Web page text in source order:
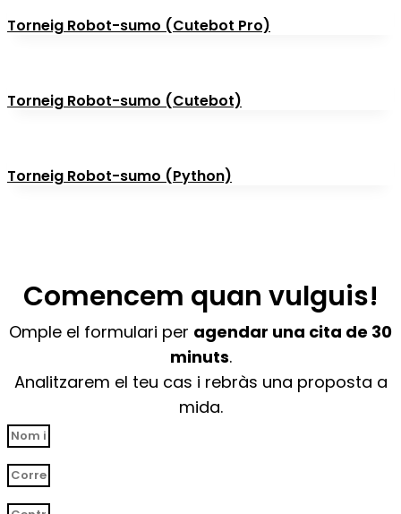
Torneig Robot-sumo (Cutebot Pro)
Torneig Robot-sumo (Cutebot)
Torneig Robot-sumo (Python)
Comencem quan vulguis!
Omple el formulari per agendar una cita de 30
minuts.
Analitzarem el teu cas i rebràs una proposta a
mida.